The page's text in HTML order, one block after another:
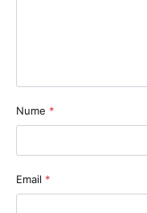
Nume *
Email *